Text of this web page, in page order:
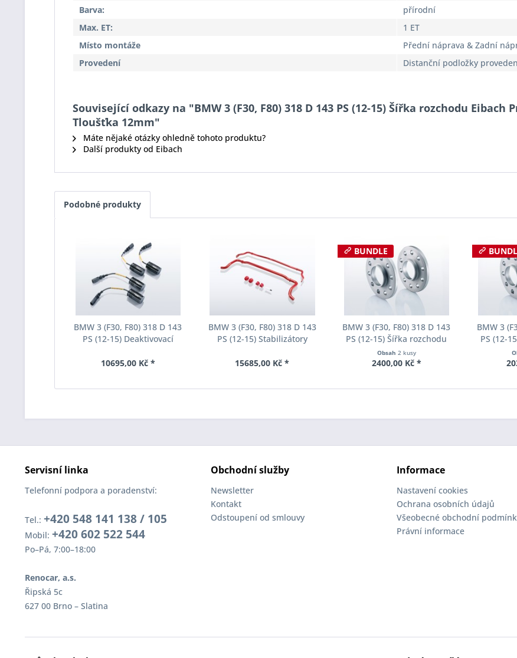
Barva:
přírodní
Max. ET:
1 ET
Místo montáže
Přední náprava & Zadní
Provedení
Distanční podložky
Související odkazy na "BMW 3 (F30, F80) 318 D 143 PS (12-15) Šířka rozchodu Eibach
Tloušťka 12mm"
Máte nějaké otázky ohledně tohoto produktu?
Další produkty od Eibach
Podobné produkty
BMW 3 (F30, F80) 318 D 143
PS (12-15) Deaktivovací
AM65-20-030-01-22
10695,00 Kč *
BMW 3 (F30, F80) 318 D 143
PS (12-15) Stabilizátory
031-02-11
15685,00 Kč *
BUNDLE
BMW 3 (F30, F80) 318 D 143
PS (12-15) Šířka rozchodu
Eibach Pro-Spacer S90-2-10-
004 System2 Tloušťka 10mm
Obsah 2 kusy
2400,00 Kč *
BMW 3
PS (12-
Eibach
001
Servisní linka
Telefonní podpora a poradenství:
Tel.: +420 548 141 138 / 105
Mobil: +420 602 522 544
Po–Pá, 7:00–18:00
Renocar, a.s.
Řipská 5c
627 00 Brno – Slatina
Obchodní služby
Newsletter
Kontakt
Odstoupení od smlouvy
Informace
Nastavení cookies
Ochrana osobních údajů
Všeobecné obchodní
Právní informace